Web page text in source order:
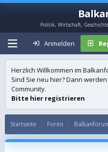
Politik, Wirtschaft,
Anmelden
Herzlich Willkommen im
Sind Sie neu hier? Dann
Community.
Bitte hier registrieren
Startseite Foren